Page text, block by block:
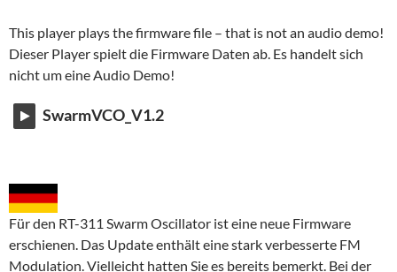
This player plays the firmware file – that is not an audio demo!
Dieser Player spielt die Firmware Daten ab. Es handelt sich
nicht um eine Audio Demo!
SwarmVCO_V1.2
Für den RT-311 Swarm Oscillator ist eine neue Firmware
erschienen. Das Update enthält eine stark verbesserte FM
Modulation. Vielleicht hatten Sie es bereits bemerkt. Bei der